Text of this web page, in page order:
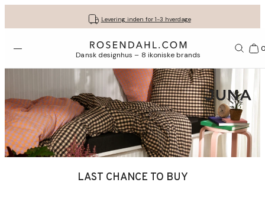
Levering inden for 1-3 hverdage
Fri fragt ved køb for min. 549 kr.
30 dages gratis retur*
Få dine gaver pakket flot ind
Vi er e-mærket
Åbn menuen Dansk designhus – 8 ikoniske brands
LAST CHANCE TO BUY